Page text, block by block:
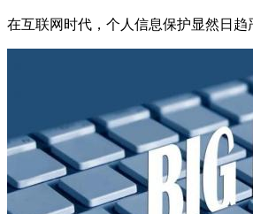
在互联网时代，个人信息保护显然日